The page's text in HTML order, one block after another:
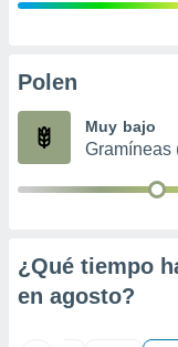
publicidad
de
Polen
Muy bajo
Gramíneas
¿Qué tiempo
en agosto?